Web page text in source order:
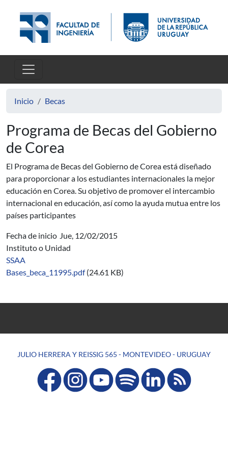
Inicio Becas
Programa de Becas del Gobierno
de Corea
El Programa de Becasdel Gobiernode Coreaestá diseñado
para proporcionara los estudiantes internacionales la mejor
educación en Corea. Su objetivo de promover el intercambio
internacional en educación,así como la ayuda mutuaentre los
países participantes
Fecha de inicio Jue, 12/02/2015
Instituto o Unidad
SSAA
Bases_beca_11995.pdf (24.61 KB)
JULIO HERRERA Y REISSIG 565 - MONTEVIDEO - URUGUAY